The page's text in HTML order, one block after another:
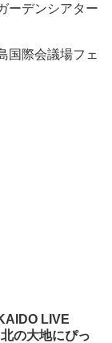
ーデンシアター
国際会議場フェ
LIVE
の大地にぴっ